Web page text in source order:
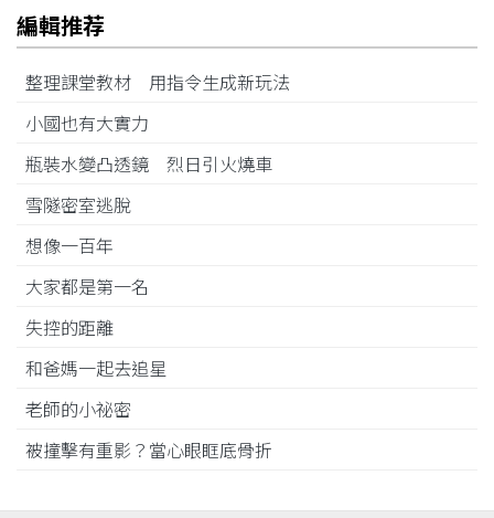
編輯推荐
整理課堂教材 用指令生成新玩法
小國也有大實力
瓶裝水變凸透鏡 烈日引火燒車
雪隧密室逃脫
想像一百年
大家都是第一名
失控的距離
和爸媽一起去追星
老師的小祕密
被撞擊有重影？當心眼眶底骨折